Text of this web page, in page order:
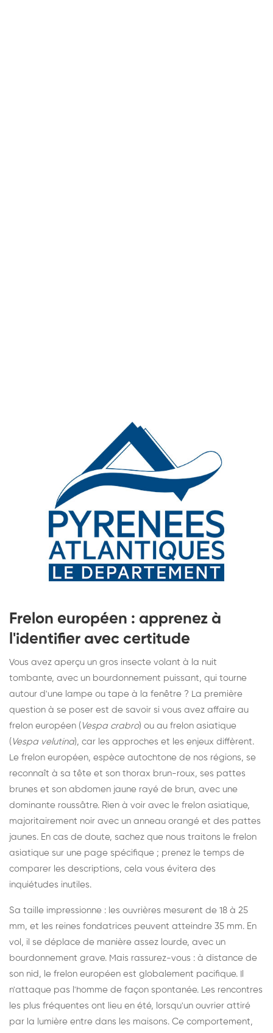
Frelon européen : apprenez à
l'identifier avec certitude
Vous avez aperçu un gros insecte volant à la nuit
tombante, avec un bourdonnement puissant, qui tourne
autour d'une lampe ou tape à la fenêtre ? La première
question à se poser est de savoir si vous avez affaire au
frelon européen ( Vespa crabro) ou au frelon asiatique
( Vespa velutina), car les approches et les enjeux diffèrent.
Le frelon européen, espèce autochtone de nos régions, se
reconnaît à sa tête et son thorax brun-roux, ses pattes
brunes et son abdomen jaune rayé de brun, avec une
dominante roussâtre. Rien à voir avec le frelon asiatique,
majoritairement noir avec un anneau orangé et des pattes
jaunes. En cas de doute, sachez que nous traitons le frelon
asiatique sur une page spécifique ; prenez le temps de
comparer les descriptions, cela vous évitera des
inquiétudes inutiles.
Sa taille impressionne : les ouvrières mesurent de 18 à 25
mm, et les reines fondatrices peuvent atteindre 35 mm. En
vol, il se déplace de manière assez lourde, avec un
bourdonnement grave. Mais rassurez-vous : à distance de
son nid, le frelon européen est globalement pacifique. Il
n'attaque pas l'homme de façon spontanée. Les rencontres
les plus fréquentes ont lieu en été, lorsqu'un ouvrier attiré
par la lumière entre dans les maisons. Ce comportement,